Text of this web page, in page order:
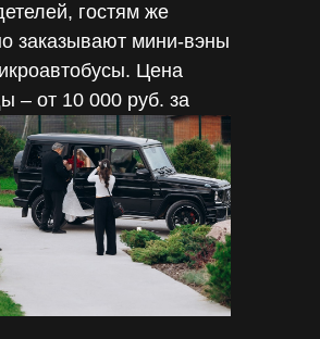
гостям же
заказывают мини-вэны
Цена
– от 10 000 руб. за